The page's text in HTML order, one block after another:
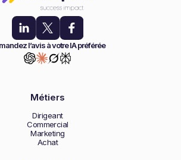
l’avis à votre IA préférée
Métiers
Dirigeant
Commercial
Marketing
Achat